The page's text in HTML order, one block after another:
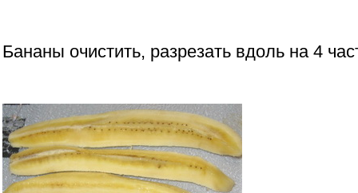
Бананы очистить, разрезать вдоль на 4